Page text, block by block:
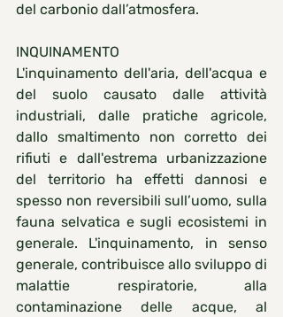
del carbonio dall’atmosfera.
INQUINAMENTO
L'inquinamento dell'aria, dell'acqua e
del suolo causato dalle attività
industriali, dalle pratiche agricole,
dallo smaltimento non corretto dei
rifiuti e dall'estrema urbanizzazione
del territorio ha effetti dannosi e
spesso non reversibili sull’uomo, sulla
fauna selvatica e sugli ecosistemi in
generale. L'inquinamento, in senso
generale, contribuisce allo sviluppo di
malattie respiratorie, alla
contaminazione delle acque, al